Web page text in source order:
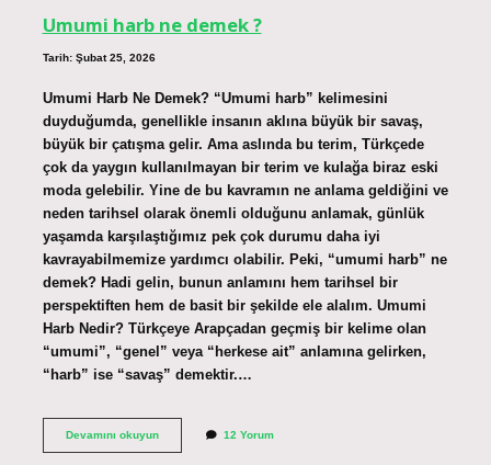
Umumi harb ne demek ?
Tarih: Şubat 25, 2026
Umumi Harb Ne Demek? “Umumi harb” kelimesini
duyduğumda, genellikle insanın aklına büyük bir savaş,
büyük bir çatışma gelir. Ama aslında bu terim, Türkçede
çok da yaygın kullanılmayan bir terim ve kulağa biraz eski
moda gelebilir. Yine de bu kavramın ne anlama geldiğini ve
neden tarihsel olarak önemli olduğunu anlamak, günlük
yaşamda karşılaştığımız pek çok durumu daha iyi
kavrayabilmemize yardımcı olabilir. Peki, “umumi harb” ne
demek? Hadi gelin, bunun anlamını hem tarihsel bir
perspektiften hem de basit bir şekilde ele alalım. Umumi
Harb Nedir? Türkçeye Arapçadan geçmiş bir kelime olan
“umumi”, “genel” veya “herkese ait” anlamına gelirken,
“harb” ise “savaş” demektir.…
Devamını okuyunUmumi
12 Yorum